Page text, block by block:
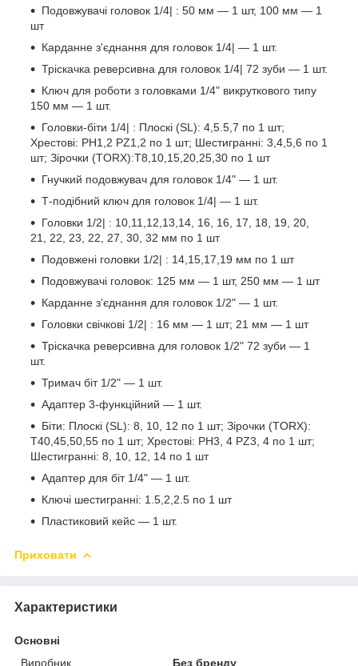
Подовжувачі головок 1/4| : 50 мм — 1 шт, 100 мм — 1
шт
Карданне з'єднання для головок 1/4| — 1 шт.
Тріскачка реверсивна для головок 1/4| 72 зуби — 1 шт.
Ключ для роботи з головками 1/4" викруткового типу
150 мм — 1 шт.
Головки-біти 1/4| : Плоскі (SL): 4,5.5,7 по 1 шт;
Хрестові: PH1,2 PZ1,2 по 1 шт; Шестигранні: 3,4,5,6 по 1
шт; Зірочки (TORX):T8,10,15,20,25,30 по 1 шт
Гнучкий подовжувач для головок 1/4" — 1 шт.
Т-подібний ключ для головок 1/4| — 1 шт.
Головки 1/2| : 10,11,12,13,14, 16, 16, 17, 18, 19, 20,
21, 22, 23, 22, 27, 30, 32 мм по 1 шт
Подовжені головки 1/2| : 14,15,17,19 мм по 1 шт
Подовжувачі головок: 125 мм — 1 шт, 250 мм — 1 шт
Карданне з'єднання для головок 1/2" — 1 шт.
Головки свічкові 1/2| : 16 мм — 1 шт; 21 мм — 1 шт
Тріскачка реверсивна для головок 1/2" 72 зуби — 1
шт.
Тримач біт 1/2" — 1 шт.
Адаптер 3-функційний — 1 шт.
Біти: Плоскі (SL): 8, 10, 12 по 1 шт; Зірочки (TORX):
T40,45,50,55 по 1 шт; Хрестові: PH3, 4 PZ3, 4 по 1 шт;
Шестигранні: 8, 10, 12, 14 по 1 шт
Адаптер для біт 1/4" — 1 шт.
Ключі шестигранні: 1.5,2,2.5 по 1 шт
Пластиковий кейс — 1 шт.
Приховати
Характеристики
Основні
Виробник
Без бренду